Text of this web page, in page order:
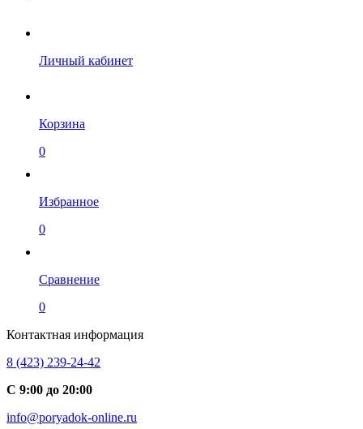
Личный кабинет
Корзина
0
Избранное
0
Сравнение
0
Контактная информация
8 (423) 239-24-42
С 9:00 до 20:00
info@poryadok-online.ru